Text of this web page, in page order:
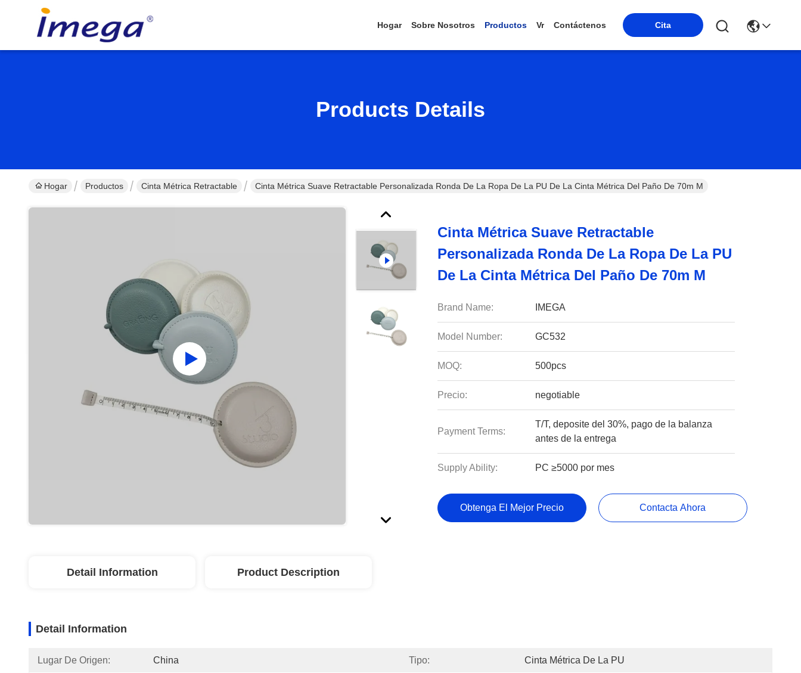
Hogar Sobre Nosotros Productos Vr Contáctenos Cita
Products Details
Hogar Productos Cinta Métrica Retractable Cinta Métrica Suave Retractable Personalizada Ronda De La Ropa De La PU De La Cinta Métrica Del Paño De 70m M
Cinta Métrica Suave Retractable
Personalizada Ronda De La Ropa De La PU
De La Cinta Métrica Del Paño De 70m M
Brand Name: IMEGA
Model Number: GC532
MOQ: 500pcs
Precio: negotiable
Payment Terms:
T/T, deposite del 30%, pago de la balanza
antes de la entrega
Supply Ability: PC ≥5000 por mes
Obtenga El Mejor Precio Contacta Ahora
Detail Information Product Description
Detail Information
Lugar De Origen: China Tipo: Cinta Métrica De La PU